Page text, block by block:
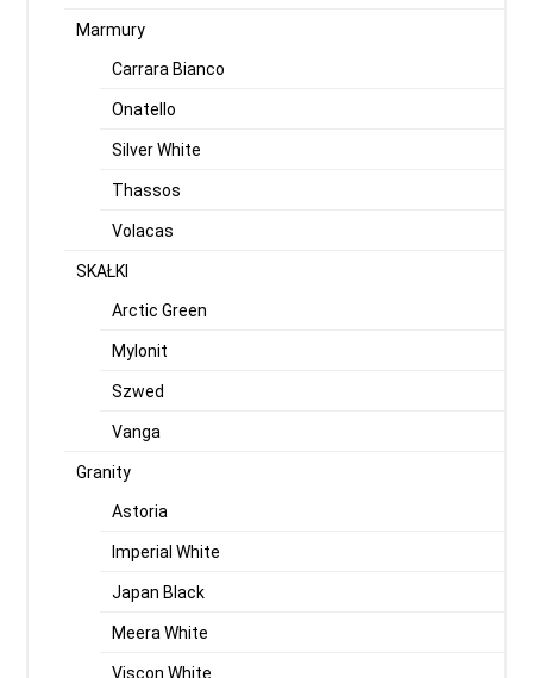
Marmury
Carrara Bianco
Onatello
Silver White
Thassos
Volacas
SKAŁKI
Arctic Green
Mylonit
Szwed
Vanga
Granity
Astoria
Imperial White
Japan Black
Meera White
Viscon White